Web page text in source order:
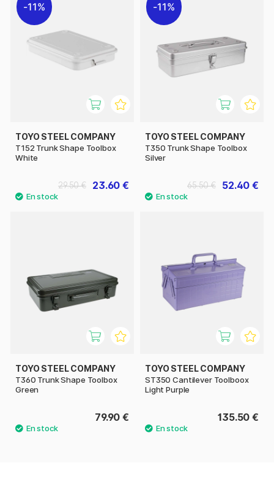
11%
TOYO STEEL COMPANY
T152 Trunk Shape Toolbox
White
23.60 €
29.50 €
11%
TOYO STEEL COMPANY
T350 Trunk Shape Toolbox
Silver
52.40 €
65.50 €
TOYO STEEL COMPANY
T360 Trunk Shape Toolbox
Green
79.90 €
TOYO STEEL COMPANY
ST350 Cantilever Toolboox
Light Purple
135.50 €